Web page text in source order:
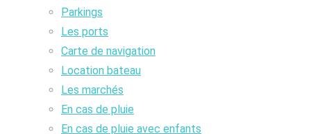
Parkings
Les ports
Carte de navigation
Location bateau
Les marchés
En cas de pluie
En cas de pluie avec enfants